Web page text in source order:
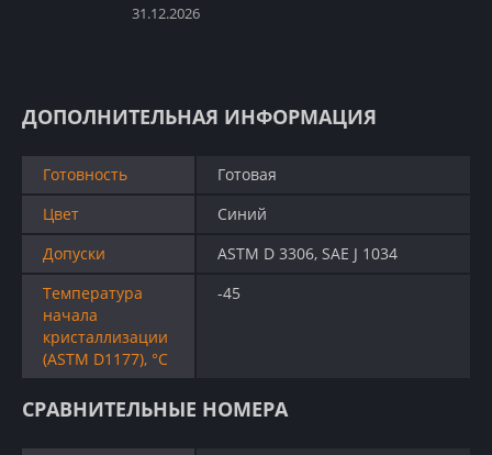
31.12.2026
ДОПОЛНИТЕЛЬНАЯ ИНФОРМАЦИЯ
Готовность
Готовая
Цвет
Синий
Допуски
ASTM D 3306, SAE J 1034
Температура
начала
кристаллизации
(ASTM D1177), °C
-45
СРАВНИТЕЛЬНЫЕ НОМЕРА